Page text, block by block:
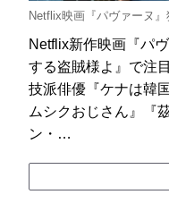
Netflix映画『パヴァーヌ
Netflix新作映画『パ
する盗賊様よ』で注
技派俳優『ケナは韓
ムシクおじさん』『
ン・…